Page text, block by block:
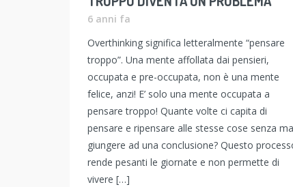
6 anni fa
Overthinking significa letteralmente “pensare
troppo”. Una mente affollata dai pensieri,
occupata e pre-occupata, non è una mente
felice, anzi! E’ solo una mente occupata a
pensare troppo! Quante volte ci capita di
pensare e ripensare alle stesse cose senza
giungere ad una conclusione? Questo
rende pesanti le giornate e non permette di
vivere […]